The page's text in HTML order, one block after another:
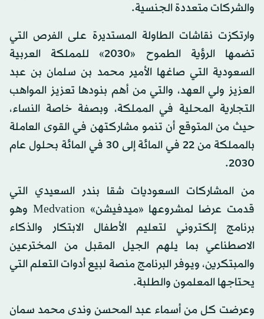
والشركات متعددة الجنسية.
وارتكزت نقاشات الطاولة المستديرة على الفرص التي
تضمها الرؤية الطموح «2030» للمملكة العربية
السعودية التي صاغها الأمير محمد بن سلمان بن عبد
العزيز ولي العهد، والتي من أهم بنودها تعزيز المواهب
التجارية المحلية في المملكة، وبصفة خاصة النساء،
حيث من المتوقع أن تنمو مشاركتهن في القوى العاملة
بالمملكة من 22 في المائة إلى 30 في المائة بحلول عام
2030.
من المشاركات السعوديات شقا بندر السعيدي التي
قدمت عرضا لمشروعها «ميدفيشن» Medvation وهو
برنامج إلكتروني لتعليم الأطفال الابتكار والذكاء
الاصطناعي بما يلهم الجيل المقبل من المخترعين
والمبتكرين، ويوفر البرنامج منصة لبيع أدوات التعلم التي
يحتاجها المعلمون والطلبة.
وعرضت كل من أسماء عبد المحسن وندى محمد سمان